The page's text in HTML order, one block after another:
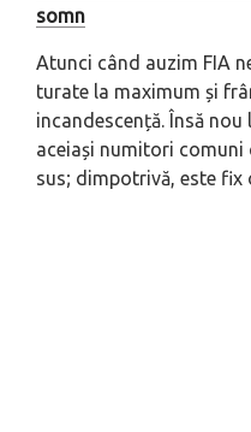
somn
Atunci când auzim FIA
turate la maximum și
incandescență. Însă
aceiași numitori comuni
sus; dimpotrivă, este fix